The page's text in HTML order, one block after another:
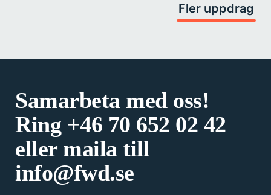
Fler uppdrag
Samarbeta med oss!
Ring +46 70 652 02 42
eller maila till
info@fwd.se